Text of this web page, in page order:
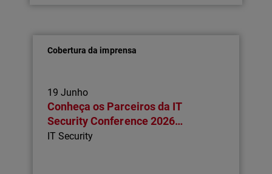
Cobertura da imprensa
19 Junho
Conheça os Parceiros da IT
Security Conference 2026…
IT Security